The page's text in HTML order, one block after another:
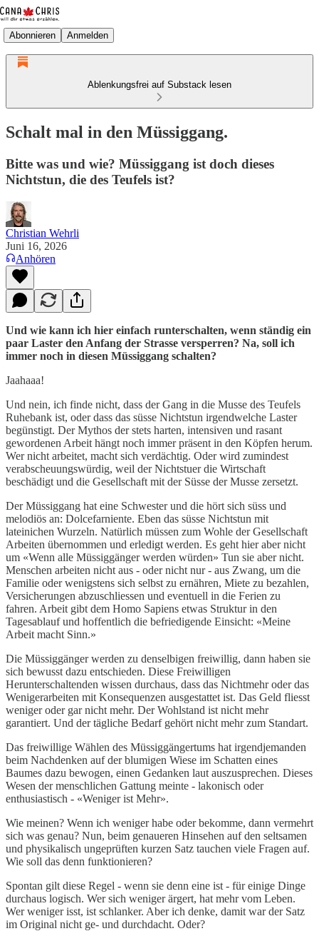
Abonnieren Anmelden
Ablenkungsfrei auf Substack lesen
Schalt mal in den Müssiggang.
Bitte was und wie? Müssiggang ist doch dieses
Nichtstun, die des Teufels ist?
Christian Wehrli
Juni 16, 2026
Anhören
Und wie kann ich hier einfach runterschalten, wenn ständig ein
paar Laster den Anfang der Strasse versperren? Na, soll ich
immer noch in diesen Müssiggang schalten?
Jaahaaa!
Und nein, ich finde nicht, dass der Gang in die Musse des Teufels
Ruhebank ist, oder dass das süsse Nichtstun irgendwelche Laster
begünstigt. Der Mythos der stets harten, intensiven und rasant
gewordenen Arbeit hängt noch immer präsent in den Köpfen herum.
Wer nicht arbeitet, macht sich verdächtig. Oder wird zumindest
verabscheuungswürdig, weil der Nichtstuer die Wirtschaft
beschädigt und die Gesellschaft mit der Süsse der Musse zersetzt.
Der Müssiggang hat eine Schwester und die hört sich süss und
melodiös an: Dolcefarniente. Eben das süsse Nichtstun mit
lateinichen Wurzeln. Natürlich müssen zum Wohle der Gesellschaft
Arbeiten übernommen und erledigt werden. Es geht hier aber nicht
um «Wenn alle Müssiggänger werden würden» Tun sie aber nicht.
Menschen arbeiten nicht aus - oder nicht nur - aus Zwang, um die
Familie oder wenigstens sich selbst zu ernähren, Miete zu bezahlen,
Versicherungen abzuschliessen und eventuell in die Ferien zu
fahren. Arbeit gibt dem Homo Sapiens etwas Struktur in den
Tagesablauf und hoffentlich die befriedigende Einsicht: «Meine
Arbeit macht Sinn.»
Die Müssiggänger werden zu denselbigen freiwillig, dann haben sie
sich bewusst dazu entschieden. Diese Freiwilligen
Herunterschaltenden wissen durchaus, dass das Nichtmehr oder das
Wenigerarbeiten mit Konsequenzen ausgestattet ist. Das Geld fliesst
weniger oder gar nicht mehr. Der Wohlstand ist nicht mehr
garantiert. Und der tägliche Bedarf gehört nicht mehr zum Standart.
Das freiwillige Wählen des Müssiggängertums hat irgendjemanden
beim Nachdenken auf der blumigen Wiese im Schatten eines
Baumes dazu bewogen, einen Gedanken laut auszusprechen. Dieses
Wesen der menschlichen Gattung meinte - lakonisch oder
enthusiastisch - «Weniger ist Mehr».
Wie meinen? Wenn ich weniger habe oder bekomme, dann vermehrt
sich was genau? Nun, beim genaueren Hinsehen auf den seltsamen
und physikalisch ungeprüften kurzen Satz tauchen viele Fragen auf.
Wie soll das denn funktionieren?
Spontan gilt diese Regel - wenn sie denn eine ist - für einige Dinge
durchaus logisch. Wer sich weniger ärgert, hat mehr vom Leben.
Wer weniger isst, ist schlanker. Aber ich denke, damit war der Satz
im Original nicht ge- und durchdacht. Oder?